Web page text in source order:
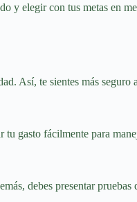
y elegir con tus metas en
Así, te sientes más seguro
gasto fácilmente para
debes presentar